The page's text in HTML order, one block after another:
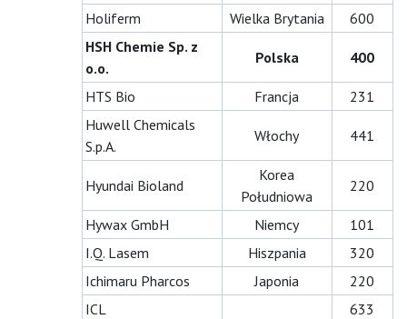
Holiferm Wielka Brytania
600
HSH Chemie Sp. z
o.o.
Polska 400
HTS Bio Francja
231
Huwell Chemicals
S.p.A.
Włochy 441
Hyundai Bioland
Korea
Południowa
220
Hywax GmbH Niemcy
101
I.Q. Lasem
Hiszpania
320
Ichimaru Pharcos
Japonia
220
ICL
633